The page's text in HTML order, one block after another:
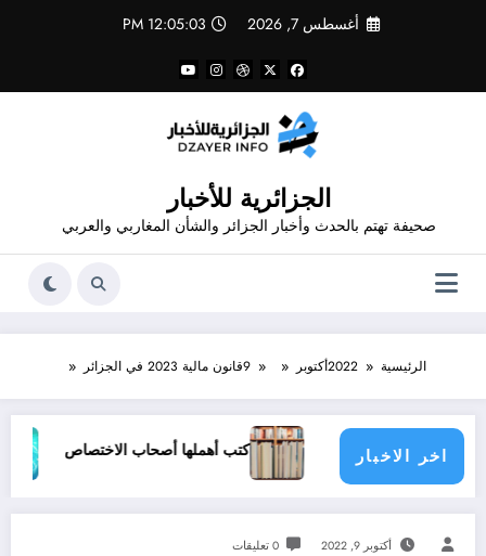
أغسطس 7, 2026 12:05:03 PM
الجزائرية للأخبار
صحيفة تهتم بالحدث وأخبار الجزائر والشأن المغاربي والعربي
الرئيسية 2022أكتوبر 9قانون مالية 2023 في الجزائر
اخر الاخبار
المسعود زغار” كتب أهملها أصحاب الاختصاص أفضل
أكتوبر 9, 2022 0 تعليقات